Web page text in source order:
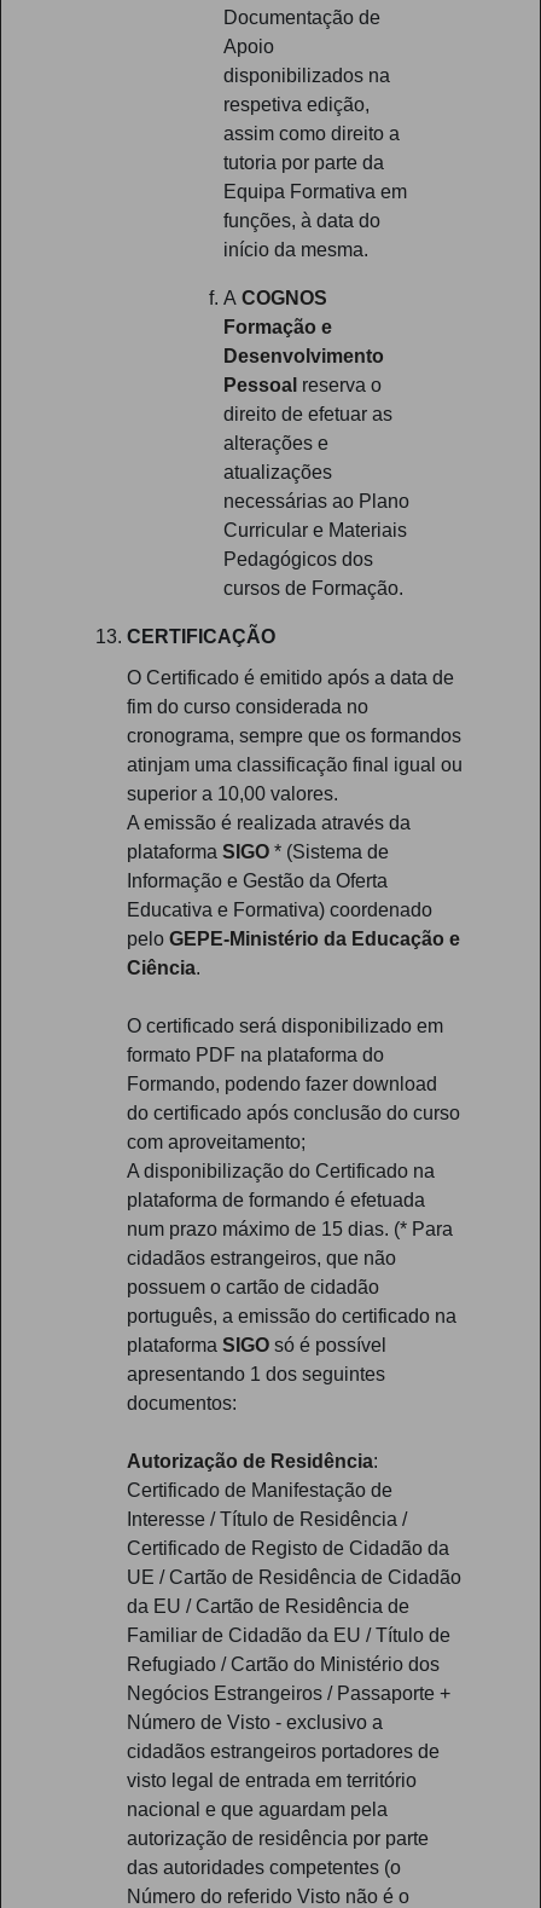
Documentação de
Apoio
disponibilizados na
respetiva edição,
assim como direito a
tutoria por parte da
Equipa Formativa em
funções, à data do
início da mesma.
A COGNOS
Formação e
Desenvolvimento
Pessoal reserva o
direito de efetuar as
alterações e
atualizações
necessárias ao Plano
Curricular e Materiais
Pedagógicos dos
cursos de Formação.
CERTIFICAÇÃO
O Certificado é emitido após a data de
fim do curso considerada no
cronograma, sempre que os formandos
atinjam uma classificação final igual ou
superior a 10,00 valores.
A emissão é realizada através da
plataforma SIGO * (Sistema de
Informação e Gestão da Oferta
Educativa e Formativa) coordenado
pelo GEPE-Ministério da Educação e
Ciência.
O certificado será disponibilizado em
formato PDF na plataforma do
Formando, podendo fazer download
do certificado após conclusão do curso
com aproveitamento;
A disponibilização do Certificado na
plataforma de formando é efetuada
num prazo máximo de 15 dias. (* Para
cidadãos estrangeiros, que não
possuem o cartão de cidadão
português, a emissão do certificado na
plataforma SIGO só é possível
apresentando 1 dos seguintes
documentos:
Autorização de Residência:
Certificado de Manifestação de
Interesse / Título de Residência /
Certificado de Registo de Cidadão da
UE / Cartão de Residência de Cidadão
da EU / Cartão de Residência de
Familiar de Cidadão da EU / Título de
Refugiado / Cartão do Ministério dos
Negócios Estrangeiros / Passaporte +
Número de Visto - exclusivo a
cidadãos estrangeiros portadores de
visto legal de entrada em território
nacional e que aguardam pela
autorização de residência por parte
das autoridades competentes (o
Número do referido Visto não é o